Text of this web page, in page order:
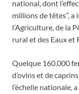
national, dont
millions de têtes”,
l’Agriculture, de la
rural et des Eaux et
Quelque 160.000
d’ovins et de
l’échelle nationale,